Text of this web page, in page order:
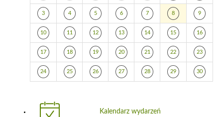
3 4 5 6 7 8 9
10 11 12 13 14 15 16
17 18 19 20 21 22 23
24 25 26 27 28 29 30
Kalendarz wydarzeń